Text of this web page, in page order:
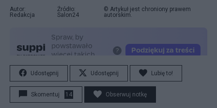
Autor:
Redakcja
Źródło:
Salon24
© Artykuł jest chroniony prawem
autorskim.
Udostępnij Udostępnij Lubię to!
Skomentuj 14 Obserwuj notkę